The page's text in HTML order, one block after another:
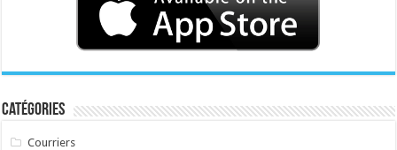
Catégories
Courriers